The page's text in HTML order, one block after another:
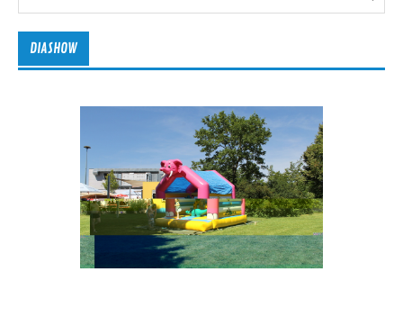
DIASHOW